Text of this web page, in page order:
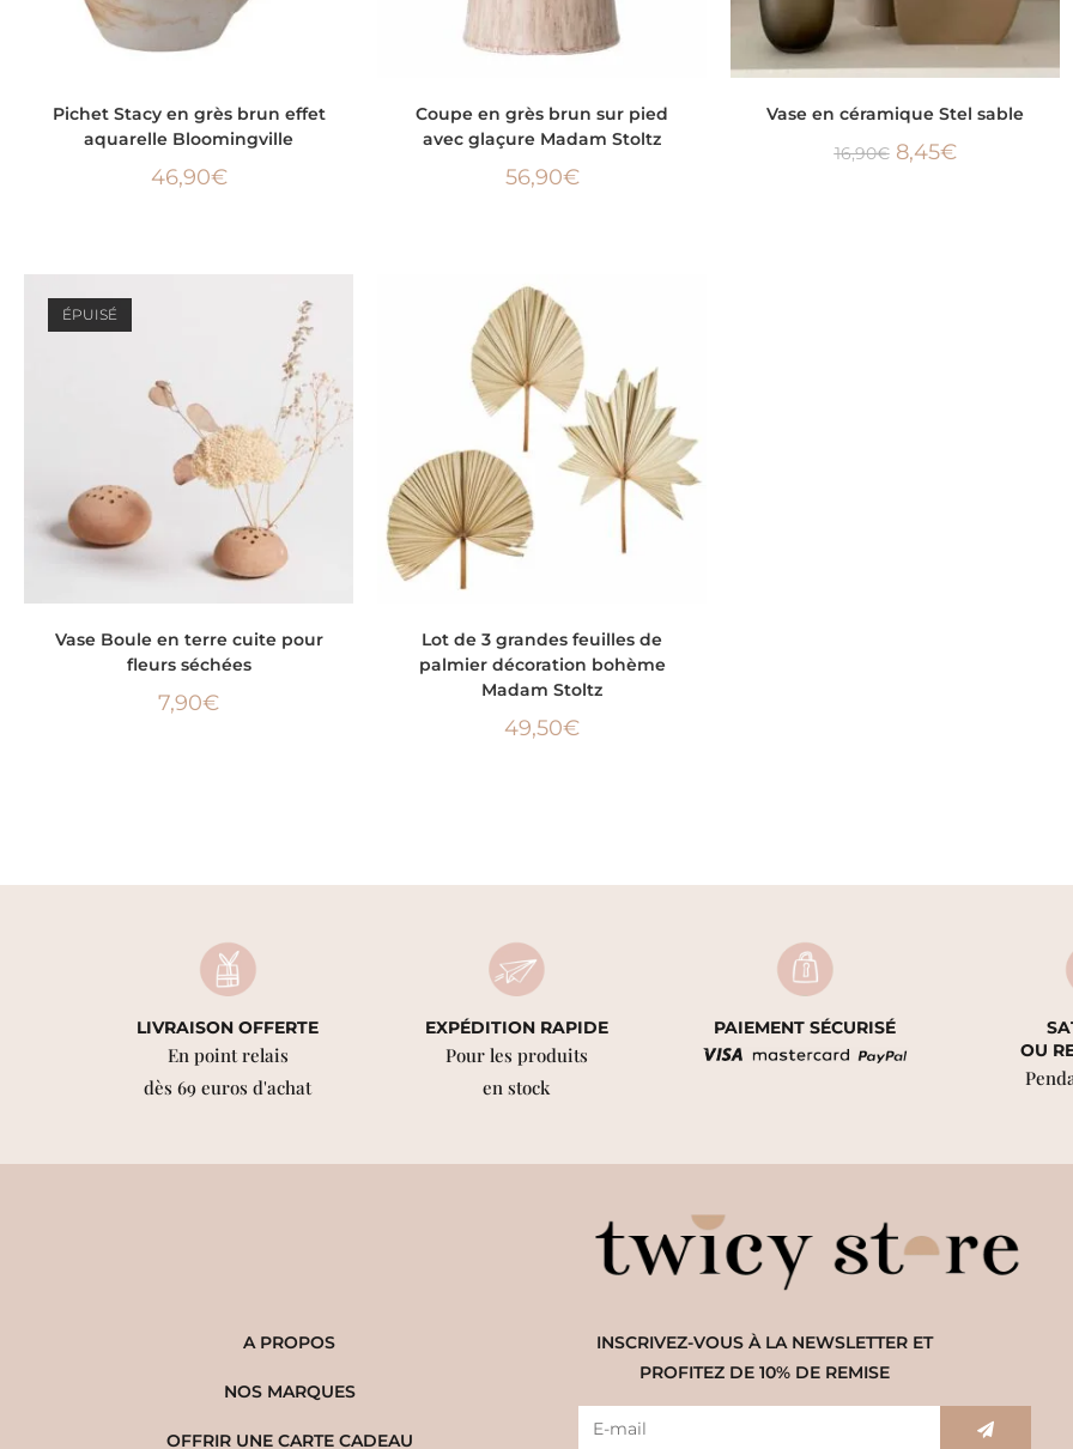
Pichet Stacy en grès brun effet
aquarelle Bloomingville
46,90€
Coupe en grès brun sur pied
avec glaçure Madam Stoltz
56,90€
Vase en céramique Stel sable
16,90€ 8,45€
ÉPUISÉ
Vase Boule en terre cuite pour
fleurs séchées
7,90€
Lot de 3 grandes feuilles de
palmier décoration bohème
Madam Stoltz
49,50€
LIVRAISON OFFERTE
En point relais
dès 69 euros d'achat
EXPÉDITION RAPIDE
Pour les produits
en stock
PAIEMENT SÉCURISÉ
OU
A PROPOS
NOS MARQUES
OFFRIR UNE CARTE CADEAU
INSCRIVEZ-VOUS À LA NEWSLETTER ET
PROFITEZ DE 10% DE REMISE